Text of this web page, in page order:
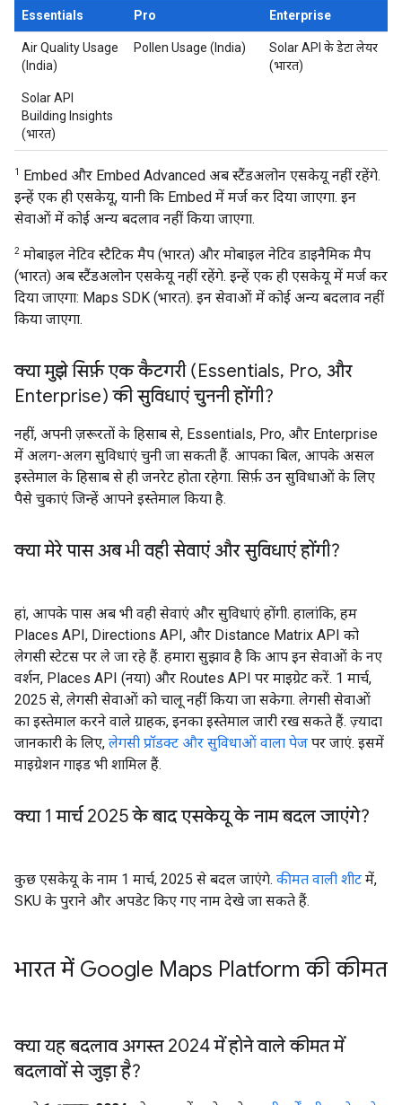
Essentials Pro Enterprise
Air Quality Usage
(India)
Solar API
Building Insights
(भारत)
Pollen Usage (India)
Solar API के डेटा लेयर
(भारत)
1
Embed और Embed Advanced अब स्टैंडअलोन एसकेयू नहीं रहेंगे.
इन्हें एक ही एसकेयू, यानी कि Embed में मर्ज कर दिया जाएगा. इन
सेवाओं में कोई अन्य बदलाव नहीं किया जाएगा.
2 मोबाइल नेटिव स्टैटिक मैप (भारत) और मोबाइल नेटिव डाइनैमिक मैप
(भारत) अब स्टैंडअलोन एसकेयू नहीं रहेंगे. इन्हें एक ही एसकेयू में मर्ज कर
दिया जाएगा: Maps SDK (भारत). इन सेवाओं में कोई अन्य बदलाव नहीं
किया जाएगा.
क्या मुझे सिर्फ़ एक कैटगरी (Essentials, Pro, और
Enterprise) की सुविधाएं चुननी होंगी?
नहीं, अपनी ज़रूरतों के हिसाब से, Essentials, Pro, और Enterprise
में अलग-अलग सुविधाएं चुनी जा सकती हैं. आपका बिल, आपके असल
इस्तेमाल के हिसाब से ही जनरेट होता रहेगा. सिर्फ़ उन सुविधाओं के लिए
पैसे चुकाएं जिन्हें आपने इस्तेमाल किया है.
क्या मेरे पास अब भी वही सेवाएं और सुविधाएं होंगी?
हां, आपके पास अब भी वही सेवाएं और सुविधाएं होंगी. हालांकि, हम
Places API, Directions API, और Distance Matrix API को
लेगसी स्टेटस पर ले जा रहे हैं. हमारा सुझाव है कि आप इन सेवाओं के नए
वर्शन, Places API (नया) और Routes API पर माइग्रेट करें. 1 मार्च,
2025 से, लेगसी सेवाओं को चालू नहीं किया जा सकेगा. लेगसी सेवाओं
का इस्तेमाल करने वाले ग्राहक, इनका इस्तेमाल जारी रख सकते हैं. ज़्यादा
जानकारी के लिए, लेगसी प्रॉडक्ट और सुविधाओं वाला पेज पर जाएं. इसमें
माइग्रेशन गाइड भी शामिल हैं.
क्या 1 मार्च2025 के बाद एसकेयू के नाम बदल जाएंगे?
कुछ एसकेयू के नाम 1 मार्च, 2025 से बदल जाएंगे. कीमत वाली शीट में,
SKU के पुराने और अपडेट किए गए नाम देखे जा सकते हैं.
भारत में Google Maps Platform की कीमत
क्या यह बदलावअगस्त 2024 में होने वाले कीमत में
बदलावों से जुड़ा है?